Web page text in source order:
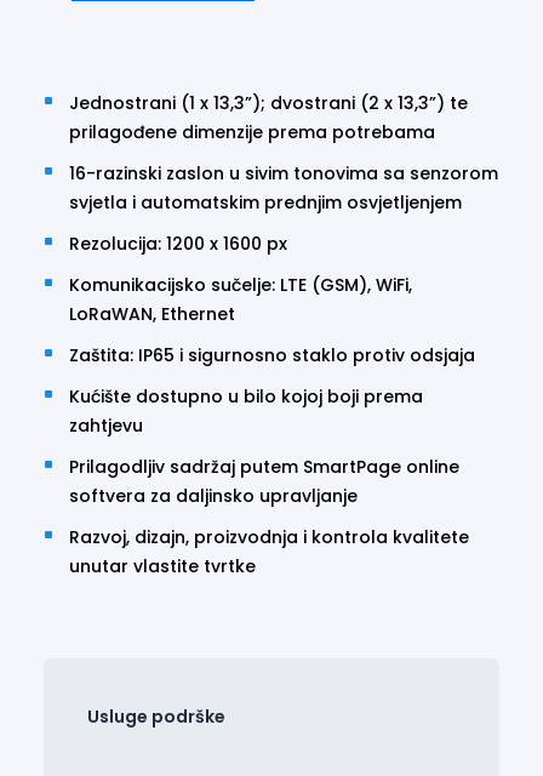
Jednostrani (1 x 13,3”); dvostrani (2 x 13,3”) te
prilagođene dimenzije prema potrebama
16-razinski zaslon u sivim tonovima sa senzorom
svjetla i automatskim prednjim osvjetljenjem
Rezolucija: 1200 x 1600 px
Komunikacijsko sučelje: LTE (GSM), WiFi,
LoRaWAN, Ethernet
Zaštita: IP65 i sigurnosno staklo protiv odsjaja
Kućište dostupno u bilo kojoj boji prema
zahtjevu
Prilagodljiv sadržaj putem SmartPage online
softvera za daljinsko upravljanje
Razvoj, dizajn, proizvodnja i kontrola kvalitete
unutar vlastite tvrtke
Usluge podrške